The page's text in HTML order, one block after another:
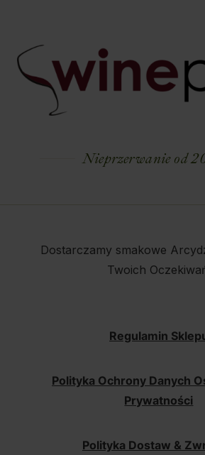
Nieprzerwanie od
Dostarczamy smakowe
Twoich
Regulamin
Polityka Ochrony Danych
Prywatności
Polityka Dostaw &